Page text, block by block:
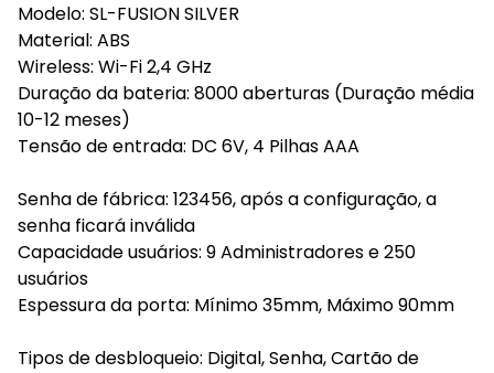
Modelo: SL-FUSION SILVER
Material: ABS
Wireless: Wi-Fi 2,4 GHz
Duração da bateria: 8000 aberturas (Duração média
10-12 meses)
Tensão de entrada: DC 6V, 4 Pilhas AAA
Senha de fábrica: 123456, após a configuração, a
senha ficará inválida
Capacidade usuários: 9 Administradores e 250
usuários
Espessura da porta: Mínimo 35mm, Máximo 90mm
Tipos de desbloqueio: Digital, Senha, Cartão de